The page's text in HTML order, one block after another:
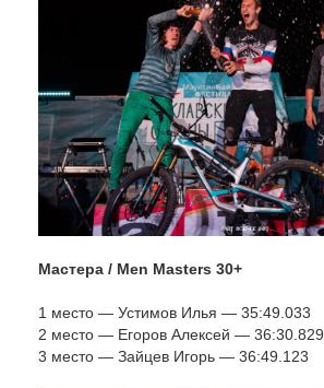
Мастера / Men Masters 30+
1 место — Устимов Илья — 35:49.033
2 место — Егоров Алексей — 36:30.829
3 место — Зайцев Игорь — 36:49.123